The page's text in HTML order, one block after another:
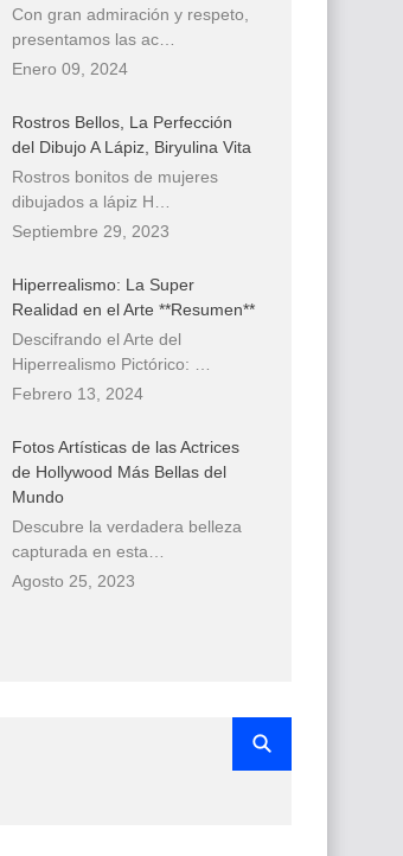
Con gran admiración y respeto,
presentamos las ac…
Enero 09, 2024
Rostros Bellos, La Perfección
del Dibujo A Lápiz, Biryulina Vita
Rostros bonitos de mujeres
dibujados a lápiz H…
Septiembre 29, 2023
Hiperrealismo: La Super
Realidad en el Arte **Resumen**
Descifrando el Arte del
Hiperrealismo Pictórico: …
Febrero 13, 2024
Fotos Artísticas de las Actrices
de Hollywood Más Bellas del
Mundo
Descubre la verdadera belleza
capturada en esta…
Agosto 25, 2023